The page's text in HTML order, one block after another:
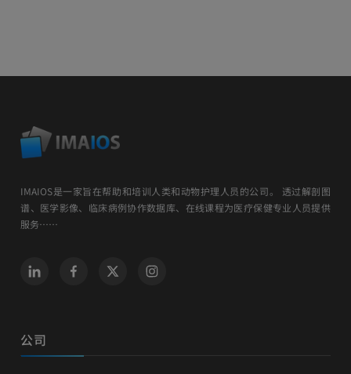
IMAIOS是一家旨在帮助和培训人类和动物护理人员的公司。 透过解剖图
谱、医学影像、临床病例协作数据库、在线课程为医疗保健专业人员提供
服务……
公司